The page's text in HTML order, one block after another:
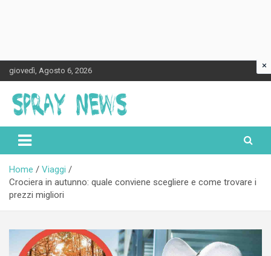
Skip
to
content
giovedì, Agosto 6, 2026
Spraynews.it
Home
Viaggi
Crociera in autunno: quale conviene scegliere e come trovare i
prezzi migliori
×